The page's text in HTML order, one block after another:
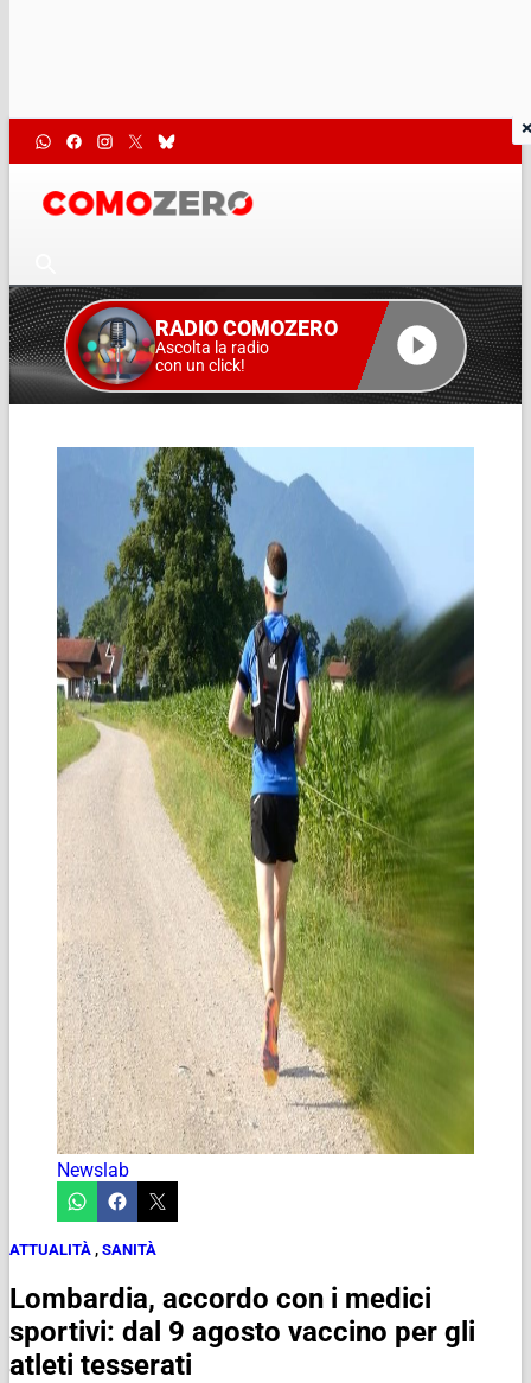
RADIO COMOZERO
Ascolta la radio
con un click!
Newslab
ATTUALITÀ , SANITÀ
Lombardia, accordo con i medici
sportivi: dal 9 agosto vaccino per gli
atleti tesserati